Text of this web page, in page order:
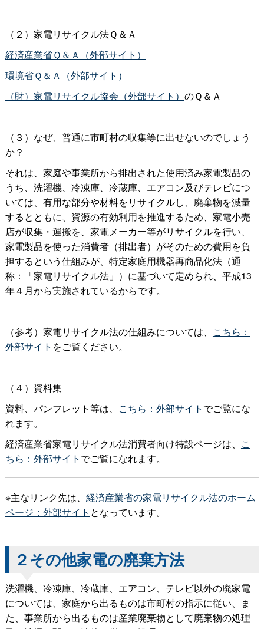
（２）家電リサイクル法Ｑ＆Ａ
経済産業省Ｑ＆Ａ（外部サイト）
環境省Ｑ＆Ａ（外部サイト）
（財）家電リサイクル協会（外部サイト） のＱ＆Ａ
（３）なぜ、普通に市町村の収集等に出せないのでしょう
か？
それは、家庭や事業所から排出された使用済み家電製品の
うち、洗濯機、冷凍庫、冷蔵庫、エアコン及びテレビにつ
いては、有用な部分や材料をリサイクルし、廃棄物を減量
するとともに、資源の有効利用を推進するため、家電小売
店が収集・運搬を、家電メーカー等がリサイクルを行い、
家電製品を使った消費者（排出者）がそのための費用を負
担するという仕組みが、特定家庭用機器再商品化法（通
称：「家電リサイクル法」）に基づいて定められ、平成13
年４月から実施されているからです。
（参考）家電リサイクル法の仕組みについては、 こちら：
外部サイト をご覧ください。
（４）資料集
資料、パンフレット等は、 こちら：外部サイト でご覧にな
れます。
経済産業省家電リサイクル法消費者向け特設ページは、 こ
ちら：外部サイト でご覧になれます。
※主なリンク先は、 経済産業省の家電リサイクル法のホーム
ページ：外部サイト となっています。
２その他家電の廃棄方法
洗濯機、冷凍庫、冷蔵庫、エアコン、テレビ以外の廃家電
については、家庭から出るものは市町村の指示に従い、ま
た、事業所から出るものは産業廃棄物として廃棄物の処理